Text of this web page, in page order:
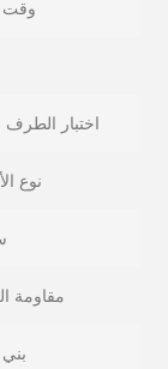
وقت
اختبار الطرف
نوع
مقاومة